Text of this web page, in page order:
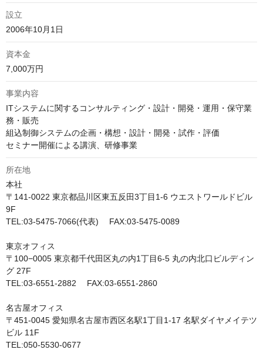
設立
2006年10月1日
資本金
7,000万円
事業内容
ITシステムに関するコンサルティング・設計・開発・運用・保守業
務・販売
組込制御システムの企画・構想・設計・開発・試作・評価
セミナー開催による講演、研修事業
所在地
本社
〒141-0022 東京都品川区東五反田3丁目1-6 ウエストワールドビル
9F
TEL:03-5475-7066(代表)　 FAX:03-5475-0089
東京オフィス
〒100−0005 東京都千代田区丸の内1丁目6-5 丸の内北口ビルディン
グ 27F
TEL:03-6551-2882　 FAX:03-6551-2860
名古屋オフィス
〒451-0045 愛知県名古屋市西区名駅1丁目1-17 名駅ダイヤメイテツ
ビル 11F
TEL:050-5530-0677